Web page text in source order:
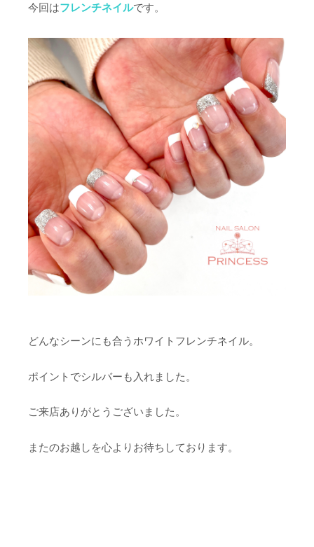
今回はフレンチネイルです。
どんなシーンにも合うホワイトフレンチネイル。
ポイントでシルバーも入れました。
ご来店ありがとうございました。
またのお越しを心よりお待ちしております。